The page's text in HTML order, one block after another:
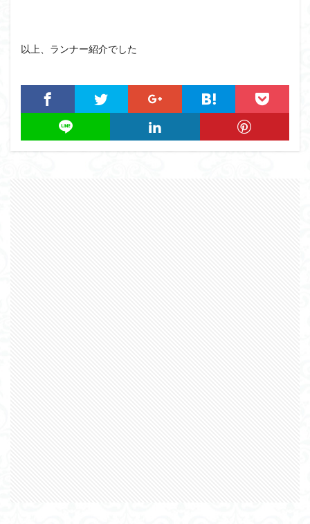
以上、ランナー紹介でした